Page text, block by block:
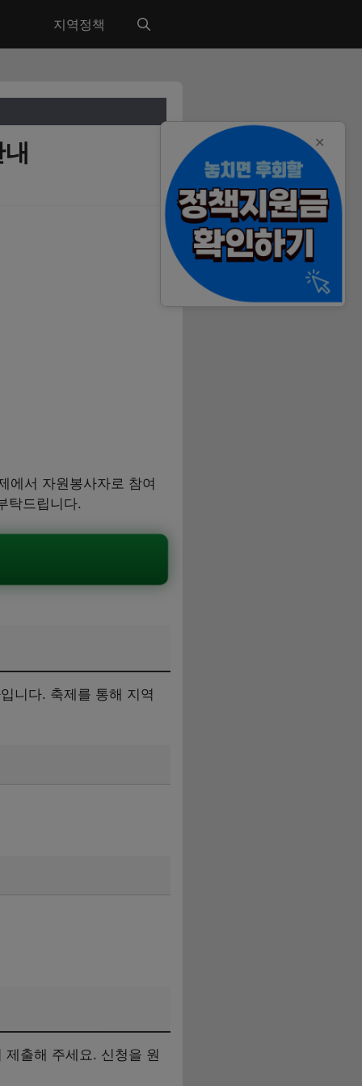
지역정책
에서 자원봉사자로 참여
탁드립니다.
니다. 축제를 통해 지역
출해 주세요. 신청을 원
✕